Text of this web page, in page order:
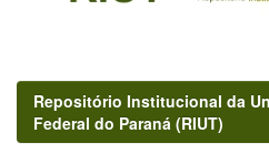
Repositório Institucional da
Federal do Paraná (RIUT)